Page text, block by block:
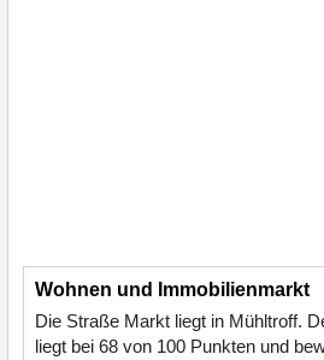
Wohnen und Immobilienmarkt
Die Straße Markt liegt in Mühltroff.
liegt bei 68 von 100 Punkten und